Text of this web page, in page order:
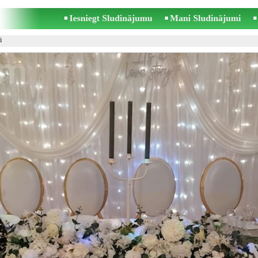
Iesniegt Sludinājumu Mani Sludinājumi